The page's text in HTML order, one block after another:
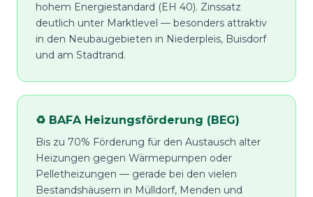
hohem Energiestandard (EH 40). Zinssatz
deutlich unter Marktlevel — besonders attraktiv
in den Neubaugebieten in Niederpleis, Buisdorf
und am Stadtrand.
♻️ BAFA Heizungsförderung (BEG)
Bis zu 70% Förderung für den Austausch alter
Heizungen gegen Wärmepumpen oder
Pelletheizungen — gerade bei den vielen
Bestandshäusern in Mülldorf, Menden und